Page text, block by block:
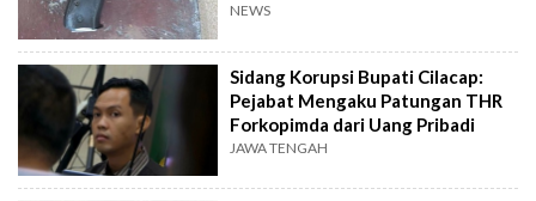
NEWS
Sidang Korupsi Bupati Cilacap:
Pejabat Mengaku Patungan THR
Forkopimda dari Uang Pribadi
JAWA TENGAH